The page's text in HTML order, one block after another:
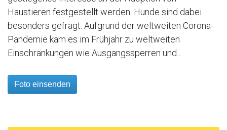
Haustieren festgestellt werden. Hunde sind dabei
besonders gefragt. Aufgrund der weltweiten Corona-
Pandemie kam es im Frühjahr zu weltweiten
Einschränkungen wie Ausgangssperren und...
Foto einsenden